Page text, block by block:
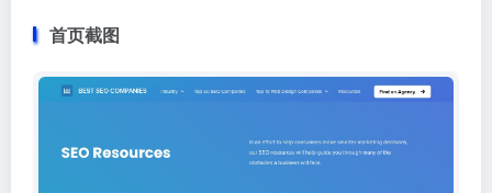
首页截图